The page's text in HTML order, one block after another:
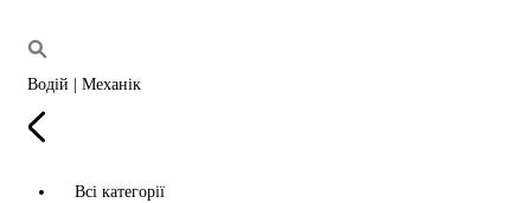
Водій | Механік
Всі категорії